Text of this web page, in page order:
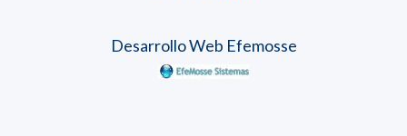
Desarrollo Web Efemosse